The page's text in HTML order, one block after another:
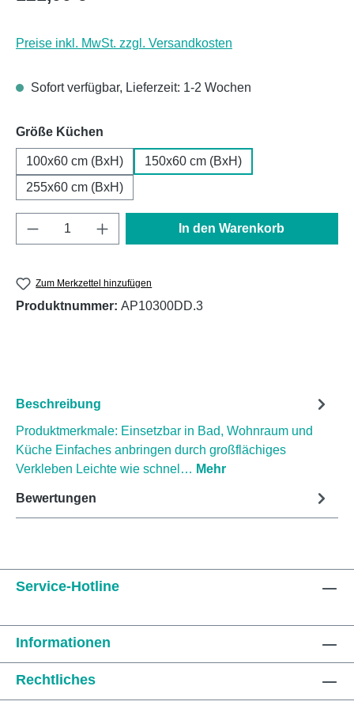
Preise inkl. MwSt. zzgl. Versandkosten
Sofort verfügbar, Lieferzeit: 1-2 Wochen
Größe Küchen
100x60 cm (BxH)
150x60 cm (BxH)
255x60 cm (BxH)
Produkt Anzahl: Gib den gewünschten
In den Warenkorb
Zum Merkzettel hinzufügen
Produktnummer: AP10300DD.3
Beschreibung
Produktmerkmale: Einsetzbar in Bad, Wohnraum und
Küche Einfaches anbringen durch großflächiges
Verkleben Leichte wie schnel… Mehr
Bewertungen
Service-Hotline
Informationen
Rechtliches